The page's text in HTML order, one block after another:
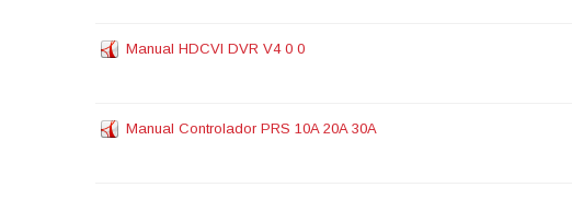
Manual HDCVI DVR V4 0 0
Manual Controlador PRS 10A 20A 30A